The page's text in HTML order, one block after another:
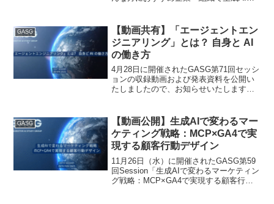
の使い分けを実践的に学...
GASG
【動画共有】「エージェントエン
ジニアリング」とは？ 自身と AI
の働き方
4月28日に開催されたGASG第71回セッシ
ョンの収録動画および発表資料を公開い
たしましたので、お知らせいたします。■
グ」とは？ 自身と AI の働き方＜収...
GASG
【動画公開】生成AIで変わるマー
ケティング戦略：MCP×GA4で実
現する顧客行動デザイン
11月26日（水）に開催されたGASG第59
回Session「生成AIで変わるマーケティン
グ戦略：MCP×GA4で実現する顧客行動